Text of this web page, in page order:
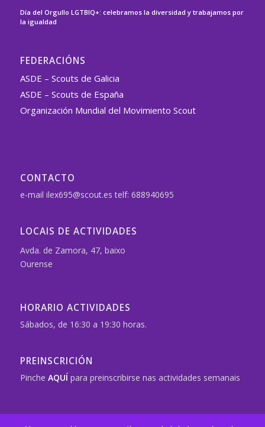
Día del Orgullo LGTBIQ+: celebramos la diversidad y trabajamos por
la igualdad
FEDERACIÓNS
ASDE – Scouts de Galicia
ASDE – Scouts de España
Organización Mundial del Movimiento Scout
CONTACTO
e-mail ilex695@scout.es telf: 688940695
LOCAIS DE ACTIVIDADES
Avda. de Zamora, 47, baixo
Ourense
HORARIO ACTIVIDADES
Sábados, de 16:30 a 19:30 horas.
PREINSCRICIÓN
Pinche AQUÍpara preinscribirse nas actividades semanais